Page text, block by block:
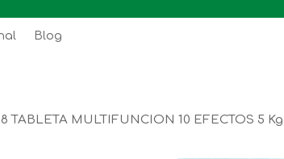
Blog
TABLETA MULTIFUNCION 10 EFECTOS 5